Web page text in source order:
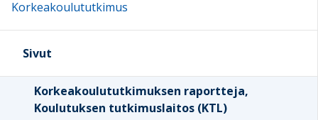
Korkeakoulututkimus
Sivut
Korkeakoulututkimuksen raportteja,
Koulutuksen tutkimuslaitos (KTL)